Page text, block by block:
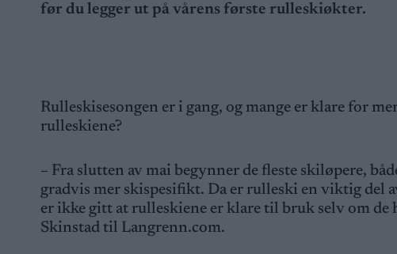
før du legger ut på vårens første rulleskiøkter.
Rulleskisesongen er i gang, og mange er klare for
rulleskiene?
– Fra slutten av mai begynner de fleste skiløpere,
gradvis mer skispesifikt. Da er rulleski en viktig del
er ikke gitt at rulleskiene er klare til bruk selv om
Skinstad til Langrenn.com.